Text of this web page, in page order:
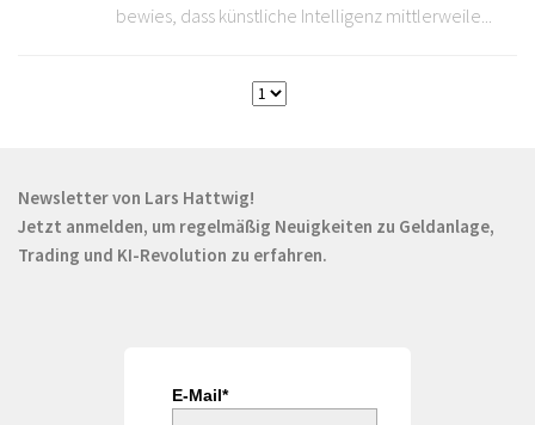
bewies, dass künstliche Intelligenz mittlerweile...
Newsletter von Lars Hattwig!
Jetzt anmelden, um regelmäßig Neuigkeiten zu Geldanlage,
Trading und KI-Revolution zu erfahren.
E-Mail*